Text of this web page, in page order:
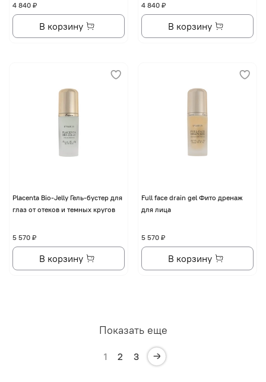
4 840 ₽
В корзину
4 840 ₽
В корзину
Placenta Bio-Jelly Гель-бустер для
глаз от отеков и темных кругов
5 570 ₽
В корзину
Full face drain gel Фито дренаж
для лица
5 570 ₽
В корзину
Показать еще
1 2 3